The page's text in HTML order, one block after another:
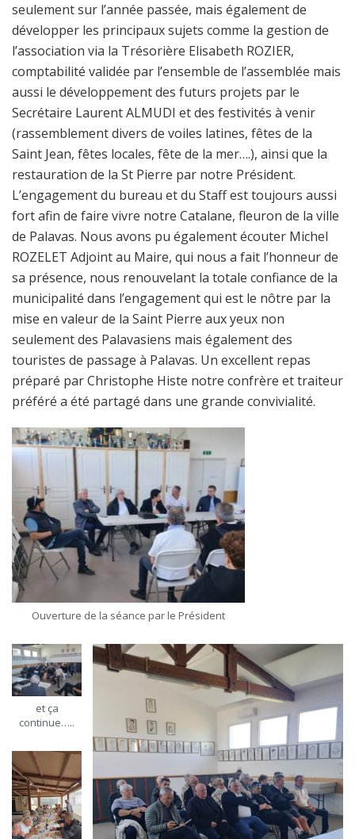
seulement sur l’année passée, mais également de
développer les principaux sujets comme la gestion de
l’association via la Trésorière Elisabeth ROZIER,
comptabilité validée par l’ensemble de l’assemblée mais
aussi le développement des futurs projets par le
Secrétaire Laurent ALMUDI et des festivités à venir
(rassemblement divers de voiles latines, fêtes de la
Saint Jean, fêtes locales, fête de la mer….), ainsi que la
restauration de la St Pierre par notre Président.
L’engagement du bureau et du Staff est toujours aussi
fort afin de faire vivre notre Catalane, fleuron de la ville
de Palavas. Nous avons pu également écouter Michel
ROZELET Adjoint au Maire, qui nous a fait l’honneur de
sa présence, nous renouvelant la totale confiance de la
municipalité dans l’engagement qui est le nôtre par la
mise en valeur de la Saint Pierre aux yeux non
seulement des Palavasiens mais également des
touristes de passage à Palavas. Un excellent repas
préparé par Christophe Histe notre confrère et traiteur
préféré a été partagé dans une grande convivialité.
Ouverture de la séance par le Président
et ça
continue…..